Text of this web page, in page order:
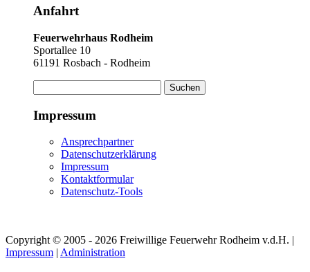
Anfahrt
Feuerwehrhaus Rodheim
Sportallee 10
61191 Rosbach - Rodheim
nach:
Impressum
Ansprechpartner
Datenschutzerklärung
Impressum
Kontaktformular
Datenschutz-Tools
Copyright © 2005 - 2026 Freiwillige Feuerwehr Rodheim v.d.H. |
Impressum Administration